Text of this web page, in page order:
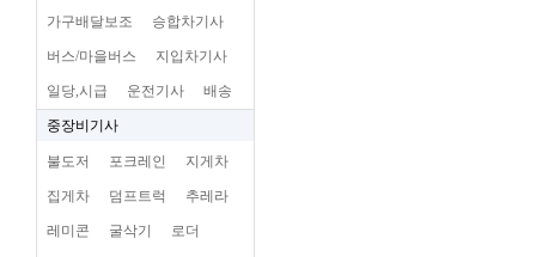
가구배달보조 승합차기사
버스/마을버스 지입차기사
일당,시급 운전기사 배송
중장비기사
불도저 포크레인 지게차
집게차 덤프트럭 추레라
레미콘 굴삭기 로더